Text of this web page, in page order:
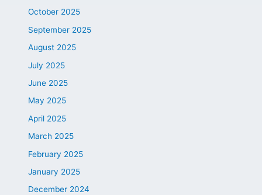
October 2025
September 2025
August 2025
July 2025
June 2025
May 2025
April 2025
March 2025
February 2025
January 2025
December 2024